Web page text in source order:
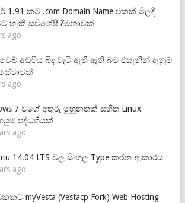
1.91 කට .com Domain Name එකක් මිලදී
හැකි සුවිශේෂී දීමනාවක්
ago
අඩවිය බිද වැටී ඇති ඇති බව එසැනින් දැනුම්
ago
7 වගේ අතුරු මුහුනතක් සහිත Linux
පද්ධතියක්
ago
14.04 LTS වල සිංහල Type කරන ආකාරය
ago
myVesta (Vestacp Fork) Web Hosting